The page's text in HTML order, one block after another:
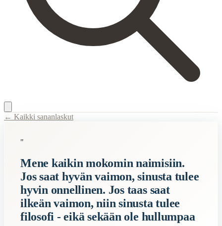
Description:Tämä sananparsi kertoo avioliitosta ja siitä, miten
Semantic Themes
Filosofiset
Related Topics
← Kaikki sananlaskut
"
Mene kaikin mokomin naimisiin.
Jos saat hyvän vaimon, sinusta tulee
hyvin onnellinen. Jos taas saat
ilkeän vaimon, niin sinusta tulee
filosofi - eikä sekään ole hullumpaa